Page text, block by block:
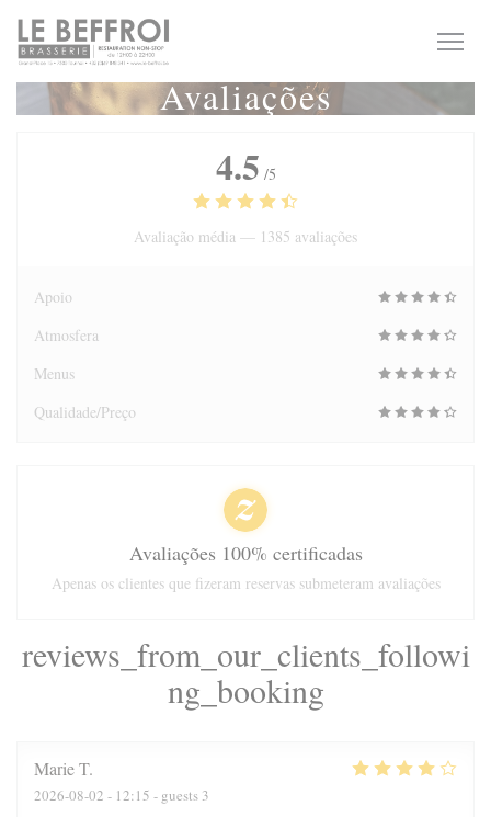
Painel de Gerenciamento de Cookies
Avaliações
reviews_from_our_clients_followi
ng_booking
MarieT
2026-08-02 - 12:15 - guests 3
4.5 /5
Avaliação média — 1385 avaliações
Apoio
Atmosfera
Menus
Qualidade/Preço
Avaliações 100% certificadas
Apenas os clientes que fizeram reservas submeteram avaliações